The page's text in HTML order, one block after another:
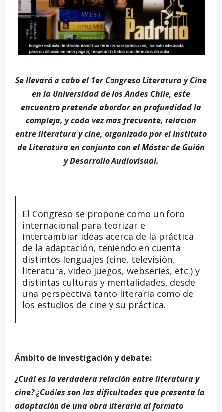
Se llevará a cabo el 1er Congreso Literatura y Cine
en la Universidad de los Andes Chile, este
encuentro pretende abordar en profundidad la
compleja, y cada vez más frecuente, relación
entre literatura y cine, organizado por el Instituto
de Literatura en conjunto con el Máster de Guión
y Desarrollo Audiovisual.
El Congreso se propone como un foro
internacional para teorizar e
intercambiar ideas acerca de la práctica
de la adaptación, teniendo en cuenta
distintos lenguajes (cine, televisión,
literatura, video juegos, webseries, etc.) y
distintas culturas y mentalidades, desde
una perspectiva tanto literaria como de
los estudios de cine y su práctica.
Ámbito de investigación y debate:
¿Cuál es la verdadera relación entre literatura y
cine? ¿Cuáles son las dificultades que presenta la
adaptación de una obra literaria al formato